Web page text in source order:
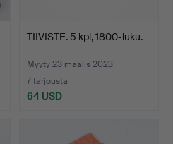
TIIVISTE. 5 kpl, 1800-luku.
Myyty 23 maalis 2023
7 tarjousta
64 USD